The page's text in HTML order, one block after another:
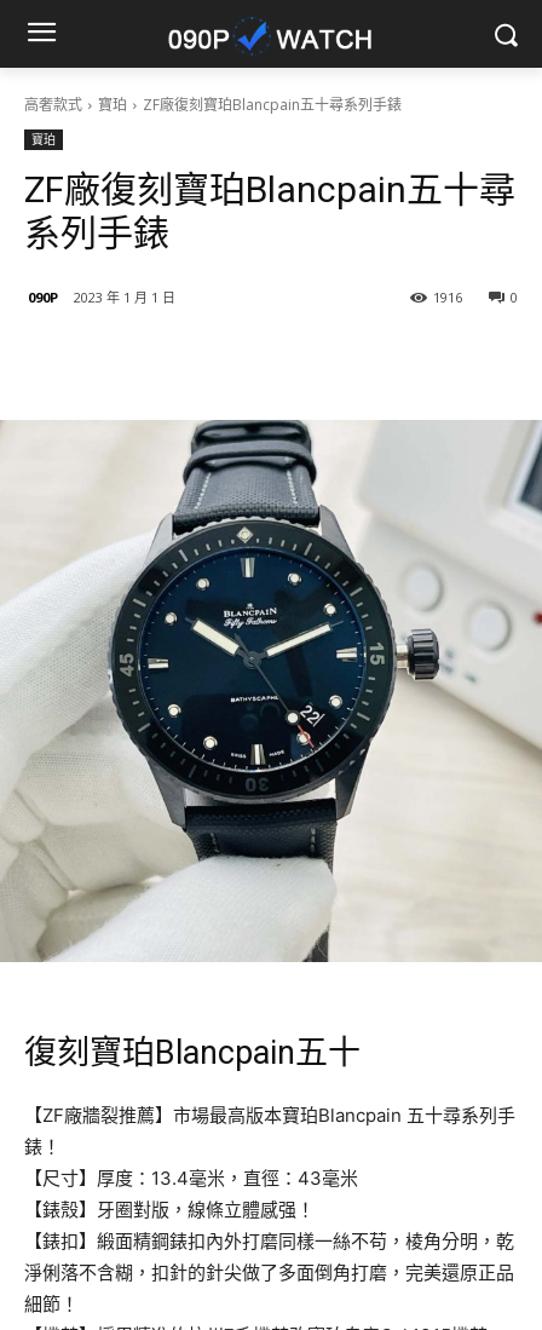
高奢款式 寶珀 ZF廠復刻寶珀Blancpain五十尋系列手錶
寶珀
ZF廠復刻寶珀Blancpain五十尋
系列手錶
090P 2023 年 1 月 1 日 0
1916
復刻寶珀Blancpain五十
【ZF廠牆裂推薦】市場最高版本寶珀Blancpain 五十尋系列手
錶！
【尺寸】厚度：13.4毫米，直徑：43毫米
【錶殼】牙圈對版，線條立體感强！
【錶扣】緞面精鋼錶扣內外打磨同樣一絲不苟，棱角分明，乾
淨俐落不含糊，扣針的針尖做了多面倒角打磨，完美還原正品
細節！